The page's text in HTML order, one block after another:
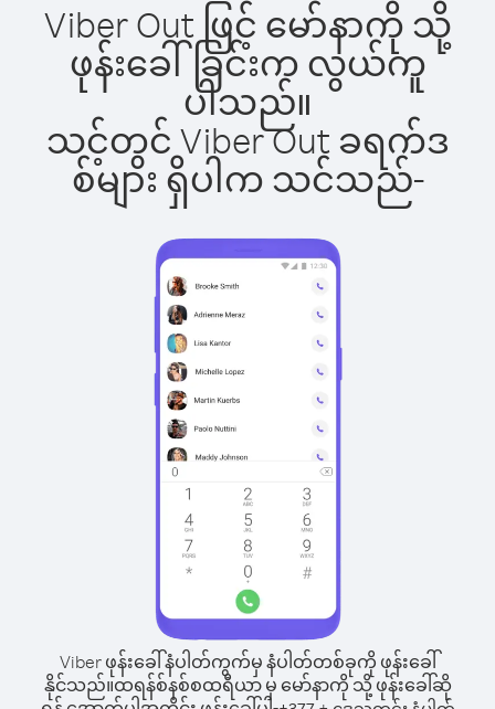
Viber Out ဖြင့် မော်နာကို သို့
ဖုန်းခေါ်ခြင်းက လွယ်ကူ
ပါသည်။
သင့်တွင် Viber Out ခရက်ဒ
စ်များ ရှိပါက သင်သည်-
Viber ဖုန်းခေါ်နံပါတ်ကွက်မှ နံပါတ်တစ်ခုကို ဖုန်းခေါ်
နိုင်သည်။ထရန်စ်နစ်စထရီယာ မှ မော်နာကို သို့ ဖုန်းခေါ်ဆို